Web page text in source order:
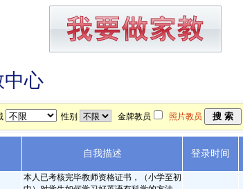
中心
性别 金牌教员 照片教员
自我描述 登录时间
本人已考核完毕教师资格证书，（小学至初